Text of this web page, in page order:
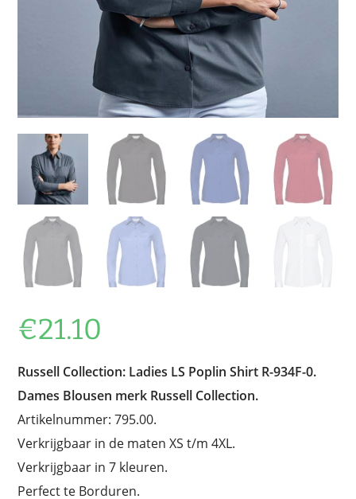
€21.10
Russell Collection: Ladies LS Poplin Shirt R-934F-0.
Dames Blousen merk Russell Collection.
Artikelnummer: 795.00.
Verkrijgbaar in de maten XS t/m 4XL.
Verkrijgbaar in 7 kleuren.
Perfect te Borduren.